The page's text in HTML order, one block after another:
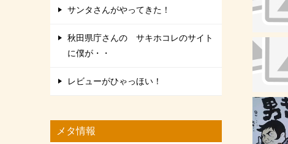
サンタさんがやってきた！
秋田県庁さんの サキホコレのサイト
に僕が・・
レビューがひゃっほい！
メタ情報